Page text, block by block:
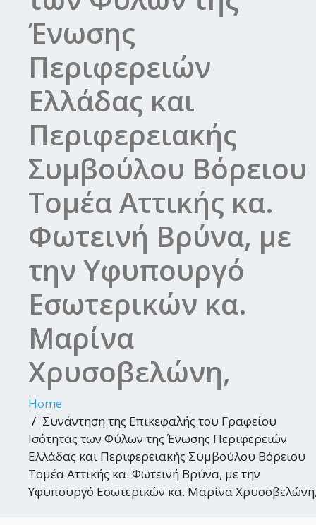
Ένωσης
Περιφερειών
Ελλάδας και
Περιφερειακής
Συμβούλου Βόρειου
Τομέα Αττικής κα.
Φωτεινή Βρύνα, με
την Υφυπουργό
Εσωτερικών κα.
Μαρίνα
Χρυσοβελώνη,
Home
Συνάντηση της Επικεφαλής του Γραφείου
Ισότητας των Φύλων της Ένωσης Περιφερειών
Ελλάδας και Περιφερειακής Συμβούλου Βόρειου
Τομέα Αττικής κα. Φωτεινή Βρύνα, με την
Υφυπουργό Εσωτερικών κα. Μαρίνα